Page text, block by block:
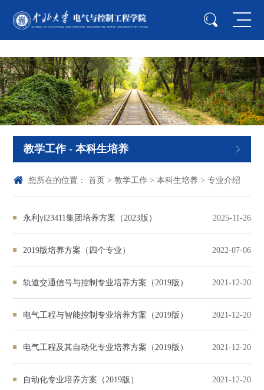
中国·yl23411(永利)集团官网-Officialwebsite
教学工作 - 本科生培养
您所在的位置： 首页> 教学工作> 本科生培养> 专业介绍
永利yl23411集团培养方案（2023版） 2025-11-26
2019版培养方案（四个专业） 2022-07-06
轨道交通信号与控制专业培养方案（2019版） 2021-12-20
电气工程与智能控制专业培养方案（2019版） 2021-12-20
电气工程及其自动化专业培养方案（2019版） 2021-12-20
自动化专业培养方案（2019版） 2021-12-20